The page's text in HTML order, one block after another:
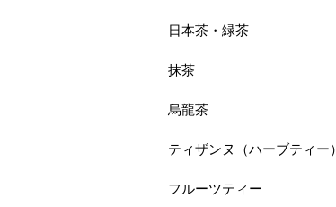
日本茶・緑茶
抹茶
烏龍茶
ティザンヌ（ハーブティー）
フルーツティー